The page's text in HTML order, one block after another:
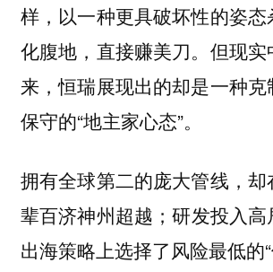
样，以一种更具破坏性的姿
化腹地，直接赚美刀。但现实
来，恒瑞展现出的却是一种
保守的“地主家心态”。
拥有全球第二的庞大管线，
辈百济神州超越；研发投入
出海策略上选择了风险最低的“